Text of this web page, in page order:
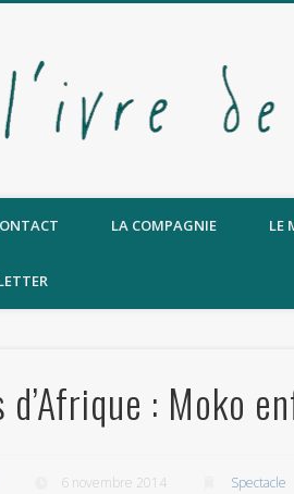
LA COMPAGNIE LE
: Moko
6 novembre 2014 Spectacle